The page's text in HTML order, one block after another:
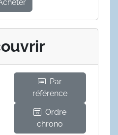
Par
référence
Ordre
chrono